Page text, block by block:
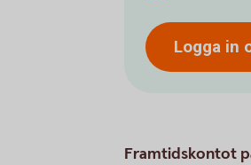
Logga in
Framtidskontot